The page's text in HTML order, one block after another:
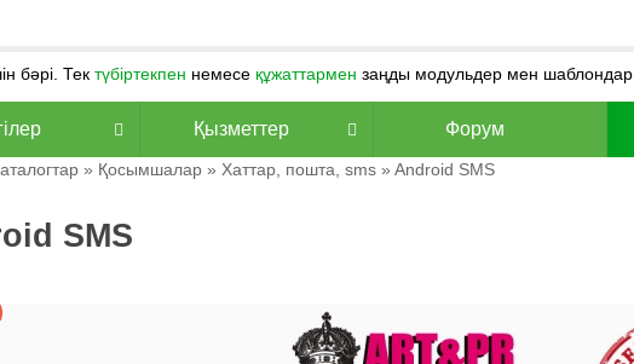
бәрі. Тек түбіртекпен немесе құжаттармен заңды модульдер мен шаблондар
Қызметтер Форум
» Қосымшалар» Хаттар, пошта, sms» Android SMS
SMS